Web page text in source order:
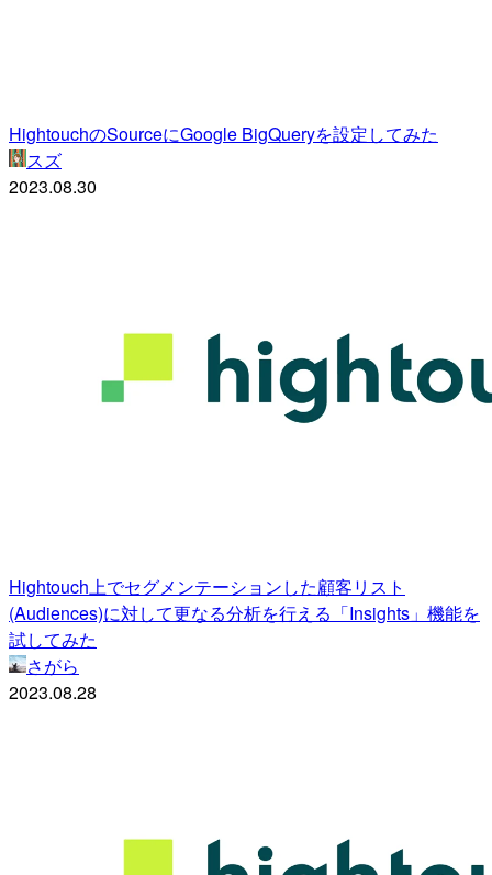
HightouchのSourceにGoogle BigQueryを設定してみた
スズ
2023.08.30
Hightouch上でセグメンテーションした顧客リスト
(Audiences)に対して更なる分析を行える「Insights」機能を
試してみた
さがら
2023.08.28